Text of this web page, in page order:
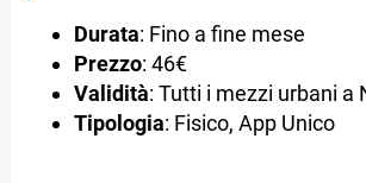
Durata: Fino a fine mese
Prezzo: 46€
Validità: Tutti i mezzi urbani a
Tipologia: Fisico, App Unico